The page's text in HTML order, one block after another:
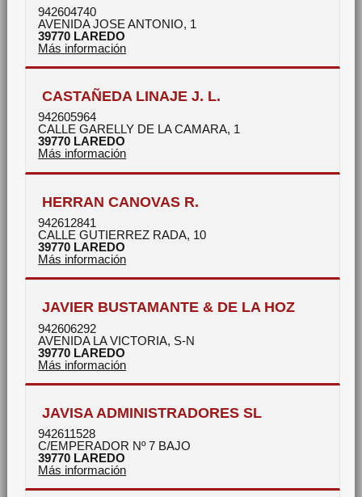
942604740
AVENIDA JOSE ANTONIO, 1
39770 LAREDO
Más información
CASTAÑEDA LINAJE J. L.
942605964
CALLE GARELLY DE LA CAMARA, 1
39770 LAREDO
Más información
HERRAN CANOVAS R.
942612841
CALLE GUTIERREZ RADA, 10
39770 LAREDO
Más información
JAVIER BUSTAMANTE & DE LA HOZ
942606292
AVENIDA LA VICTORIA, S-N
39770 LAREDO
Más información
JAVISA ADMINISTRADORES SL
942611528
C/EMPERADOR Nº 7 BAJO
39770 LAREDO
Más información